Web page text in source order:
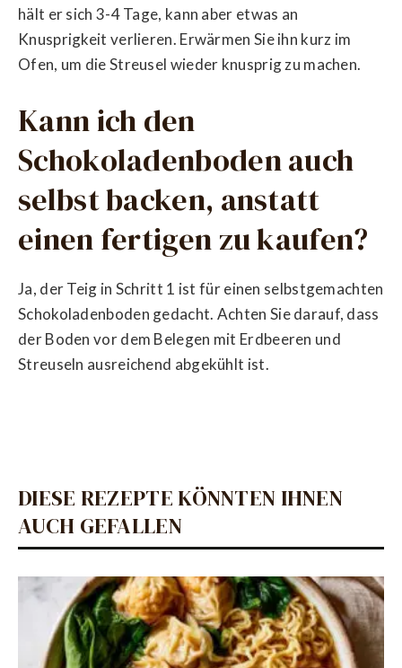
hält er sich 3-4 Tage, kann aber etwas an
Knusprigkeit verlieren. Erwärmen Sie ihn kurz im
Ofen, um die Streusel wieder knusprig zu machen.
Kann ich den
Schokoladenboden auch
selbst backen, anstatt
einen fertigen zu kaufen?
Ja, der Teig in Schritt 1 ist für einen selbstgemachten
Schokoladenboden gedacht. Achten Sie darauf, dass
der Boden vor dem Belegen mit Erdbeeren und
Streuseln ausreichend abgekühlt ist.
DIESE REZEPTE KÖNNTEN IHNEN
AUCH GEFALLEN